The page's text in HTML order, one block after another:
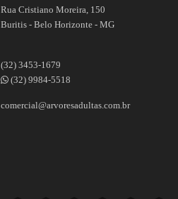
Rua Cristiano Moreira, 150
Buritis - Belo Horizonte - MG
(32) 3453-1679
(32) 9984-5518
comercial@arvoresadultas.com.br